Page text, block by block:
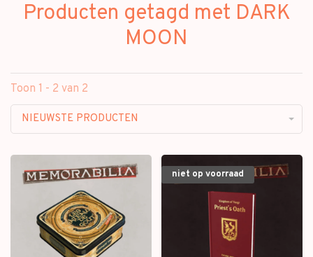
Producten getagd met DARK
MOON
Toon 1 - 2 van 2
NIEUWSTE PRODUCTEN
niet op voorraad